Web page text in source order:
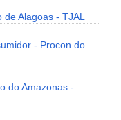
de Alagoas - TJAL
- Procon do
do Amazonas -